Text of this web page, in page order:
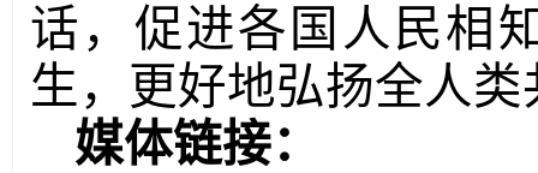
话，促进各国人民相
生，更好地弘扬全人
媒体链接：